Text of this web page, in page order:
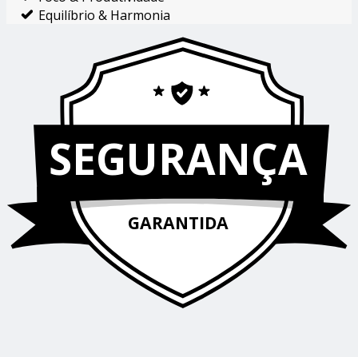
Equilíbrio & Harmonia
SEGURANÇA
GARANTIDA